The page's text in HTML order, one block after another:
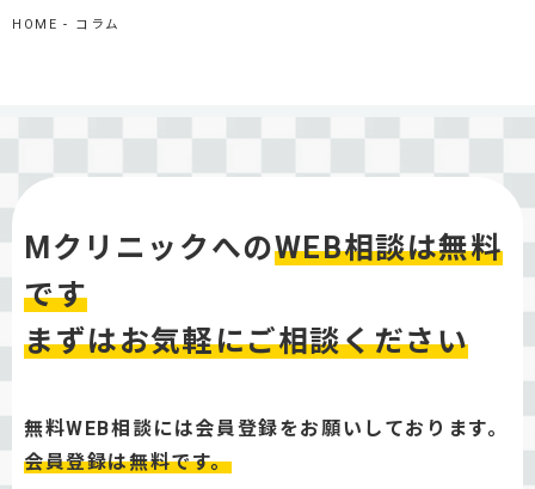
HOME コラム
MクリニックへのWEB相談は無料
です
まずはお気軽にご相談ください
無料WEB相談には会員登録をお願いしております。
会員登録は無料です。